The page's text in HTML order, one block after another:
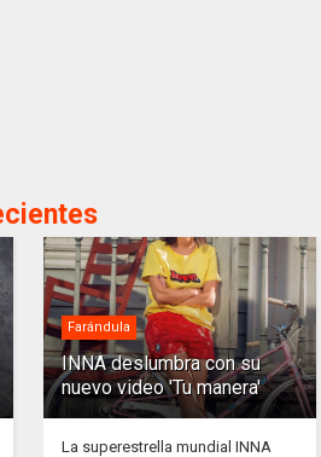
Farándula
INNA deslumbra con su
nuevo video 'Tu manera'
La superestrella mundial INNA